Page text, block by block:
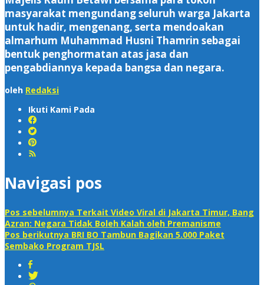
masyarakat mengundang seluruh warga Jakarta
untuk hadir, mengenang, serta mendoakan
almarhum Muhammad Husni Thamrin sebagai
bentuk penghormatan atas jasa dan
pengabdiannya kepada bangsa dan negara.
oleh Redaksi
Ikuti Kami Pada
Navigasi pos
Pos sebelumnya Terkait Video Viral di Jakarta Timur, Bang
Azran: Negara Tidak Boleh Kalah oleh Premanisme
Pos berikutnya BRI BO Tambun Bagikan 5.000 Paket
Sembako Program TJSL